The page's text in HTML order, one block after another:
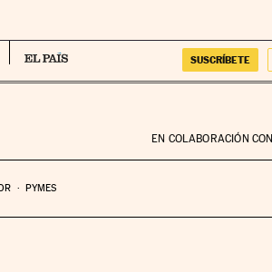
SUSCRÍBETE
EN COLABORACIÓN CON
PYMES